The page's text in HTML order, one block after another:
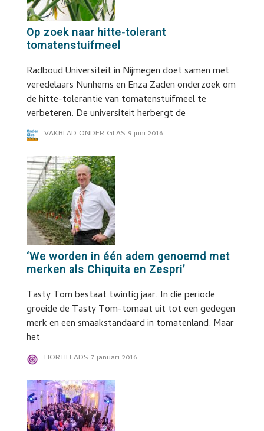
Op zoek naar hitte-tolerant
tomatenstuifmeel
Radboud Universiteit in Nijmegen doet samen met
veredelaars Nunhems en Enza Zaden onderzoek om
de hitte-tolerantie van tomatenstuifmeel te
verbeteren. De universiteit herbergt de
VAKBLAD ONDER GLAS 9 juni 2016
‘We worden in één adem genoemd met
merken als Chiquita en Zespri’
Tasty Tom bestaat twintig jaar. In die periode
groeide de Tasty Tom-tomaat uit tot een gedegen
merk en een smaakstandaard in tomatenland. Maar
het
HORTILEADS 7 januari 2016